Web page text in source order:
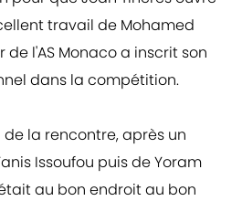
travail de Mohamed
de l'AS Monaco a inscrit son
dans la compétition.
de la rencontre, après un
Issoufou puis de Yoram
au bon endroit au bon